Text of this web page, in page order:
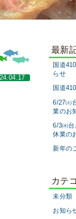
最新
国道
らせ
国道
6/27㈯
業のお
6/3㈬
休業の
新年の
カテ
未分類
お知ら